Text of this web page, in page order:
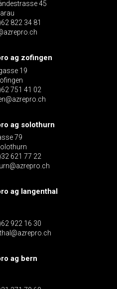
45
822 34 81
ag zofingen
19
751 41 02
ag solothurn
79
621 77 22
ag langenthal
922 16 30
ag bern